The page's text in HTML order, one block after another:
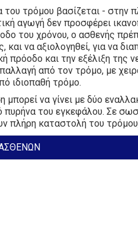
του τρόμου βασίζεται -
αγωγή δεν προσφέρει
του χρόνου, ο ασθενής
και να αξιολογηθεί, για να
πρόοδο και την εξέλιξη της
από τον τρόμο, με
ιδιοπαθή τρόμο.
μπορεί να γίνει με δύο
πυρήνα του εγκεφάλου. Σε
πλήρη καταστολή του